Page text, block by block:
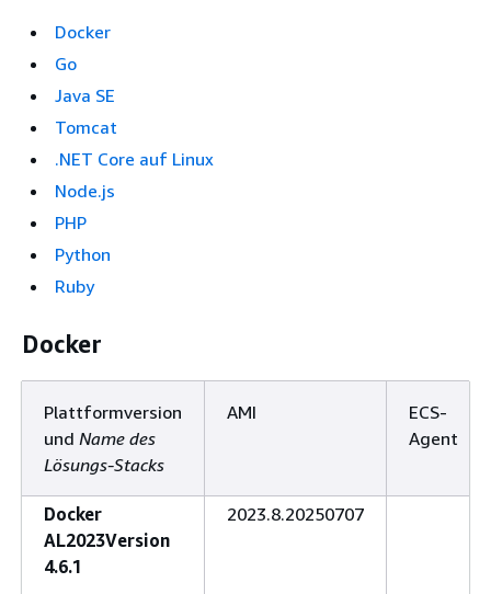
Docker
Go
Java SE
Tomcat
.NET Core auf Linux
Node.js
PHP
Python
Ruby
Docker
Plattformversion
und Name des
Lösungs-Stacks
AMI
ECS-
Agent
Docker
AL2023Version
4.6.1
2023.8.20250707